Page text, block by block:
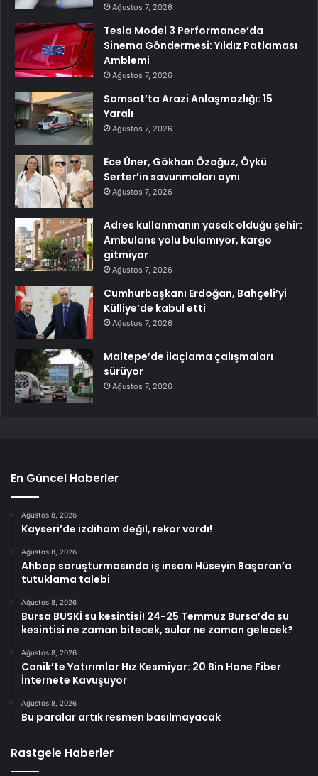
Ağustos 7, 2026
Tesla Model 3 Performance’da
Sinema Göndermesi: Yıldız Patlaması
Amblemi
Ağustos 7, 2026
Samsat’ta Arazi Anlaşmazlığı: 15
Yaralı
Ağustos 7, 2026
Ece Üner, Gökhan Özoğuz, Öykü
Serter’in savunmaları aynı
Ağustos 7, 2026
Adres kullanmanın yasak olduğu şehir:
Ambulans yolu bulamıyor, kargo
gitmiyor
Ağustos 7, 2026
Cumhurbaşkanı Erdoğan, Bahçeli’yi
Külliye’de kabul etti
Ağustos 7, 2026
Maltepe’de ilaçlama çalışmaları
sürüyor
Ağustos 7, 2026
En Güncel Haberler
Ağustos 8, 2026
Kayseri’de izdiham değil, rekor vardı!
Ağustos 8, 2026
Ahbap soruşturmasında iş insanı Hüseyin Başaran’a
tutuklama talebi
Ağustos 8, 2026
Bursa BUSKİ su kesintisi! 24-25 Temmuz Bursa’da su
kesintisi ne zaman bitecek, sular ne zaman gelecek?
Ağustos 8, 2026
Canik’te Yatırımlar Hız Kesmiyor: 20 Bin Hane Fiber
İnternete Kavuşuyor
Ağustos 8, 2026
Bu paralar artık resmen basılmayacak
Rastgele Haberler